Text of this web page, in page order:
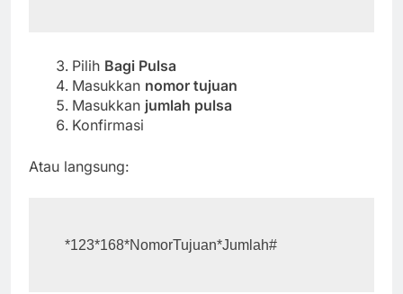
Pilih Bagi Pulsa
Masukkan nomor tujuan
Masukkan jumlah pulsa
Konfirmasi
Atau langsung: